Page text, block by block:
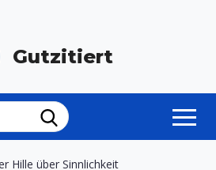
Gutzitiert
Hille über Sinnlichkeit